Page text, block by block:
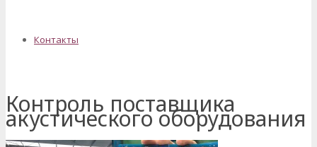
Контакты
Контроль поставщика
акустического оборудования